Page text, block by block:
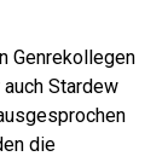
Genrekollegen
Stardew
die